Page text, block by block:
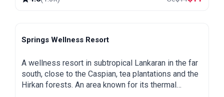
Lankaran
Springs Wellness Resort
A wellness resort in subtropical Lankaran in the far
south, close to the Caspian, tea plantations and the
Hirkan forests. An area known for its thermal